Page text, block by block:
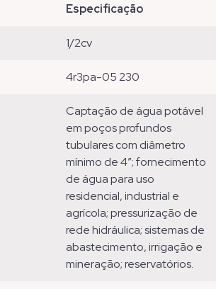
especificação
1/2cv
4r3pa-05 230
captação de água potável
em poços profundos
tubulares com diâmetro
mínimo de 4”; fornecimento
de água para uso
residencial, industrial e
agrícola; pressurização de
rede hidráulica; sistemas de
abastecimento, irrigação e
mineração; reservatórios.